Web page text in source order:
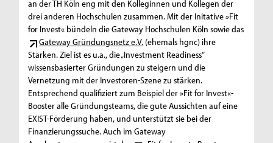
an der TH Köln eng mit den Kolleginnen und Kollegen der
drei anderen Hochschulen zusammen. Mit der Initative »Fit
for Invest« bündeln die Gateway Hochschulen Köln sowie das
Gateway Gründungsnetz e.V. (ehemals hgnc) ihre
Stärken. Ziel ist es u.a., die „Investment Readiness“
wissensbasierter Gründungen zu steigern und die
Vernetzung mit der Investoren-Szene zu stärken.
Entsprechend qualifiziert zum Beispiel der »Fit for Invest«-
Booster alle Gründungsteams, die gute Aussichten auf eine
EXIST-Förderung haben, und unterstützt sie bei der
Finanzierungssuche. Auch im Gateway